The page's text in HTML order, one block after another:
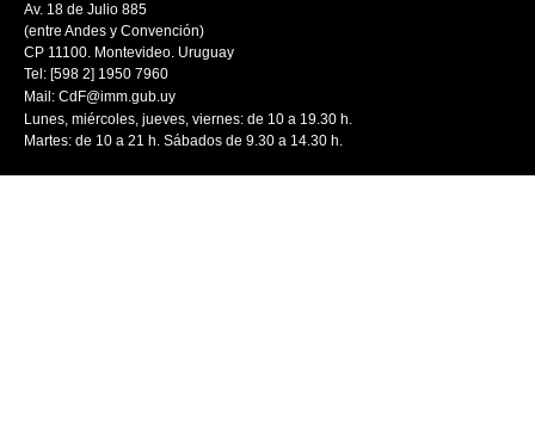
Av. 18 de Julio 885
(entre Andes y Convención)
CP 11100. Montevideo. Uruguay
Tel: [598 2] 1950 7960
Mail: CdF@imm.gub.uy
Lunes, miércoles, jueves, viernes: de 10 a 19.30 h.
Martes: de 10 a 21 h. Sábados de 9.30 a 14.30 h.